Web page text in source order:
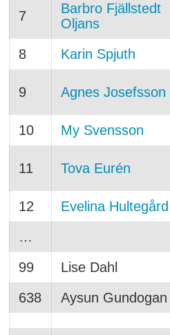
7
Barbro Fjällstedt
Oljans
8
Karin Spjuth
9 Agnes Josefsson
10
My Svensson
11 Tova Eurén
12
Evelina Hultegård
…
99
Lise Dahl
638
Aysun Gundogan